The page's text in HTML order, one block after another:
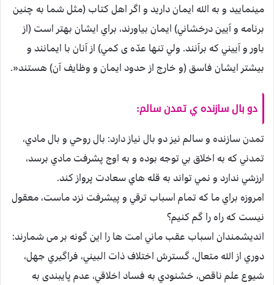
مينمایيد و به الله ايمان داريد و اگر اهل كتاب (مثل شما به چنين
برنامه و آیين درخشاني) ايمان بياورند، براي ايشان بهتر است (از
باور و آیيني كه برآنند. ولي تنها عدّه ی كمي) از آنان با ايمانند و
بيشتر ايشان فاسق (و خارج از حدود ايمان و وظایف آن) هستند«.‏
دو بال سازنده ي تمدن سالم:‌
تمدن سازنده و سالم نيز دو بال نياز دارد:‌ بال روحي و بال مادي،
تمدني كه به اخلاق بي توجه بوده و به اوج پشرفت مادي برسد،
ارزشي ندارد و نمي تواند به قله هاي سعادت پرواز كند.
امروزه براي ما كه تمام اسباب ترقي و پيشرفت نزد ماست، معقول
نيست كه راه را گم كنيم؟
انديشمندان اسباب عقب ماني امت ها را اين گونه بر می شمارند:‌
دوري از الله متعال، گسترش اختلاف ذات البيني، فراگيري جهل،
شيوع علم ناقص، خشنودي به فساد اخلاقي، عدم پایبندی به